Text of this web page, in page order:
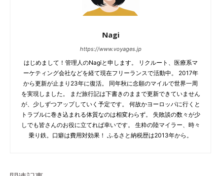
Nagi
https://www.voyages.jp
はじめまして！管理人のNagiと申します。 リクルート、医療系マ
ーケティング会社などを経て現在フリーランスで活動中。 2017年
から更新が止まり23年に復活。 同年秋に念願のマイルで世界一周
を実現しました。 まだ旅行記は下書きのままで更新できていません
が、少しずつアップしていく予定です。 何故かヨーロッパに行くと
トラブルに巻き込まれる体質なのは相変わらず。 失敗談の数々が少
しでも皆さんのお役に立てれば幸いです。 生粋の陸マイラー、時々
乗り鉄。口癖は費用対効果！ ふるさと納税歴は2013年から。